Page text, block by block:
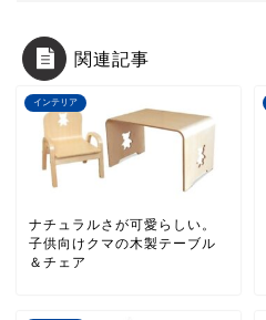
関連記事
インテリア
ナチュラルさが可愛らしい。
子供向けクマの木製テーブル
＆チェア